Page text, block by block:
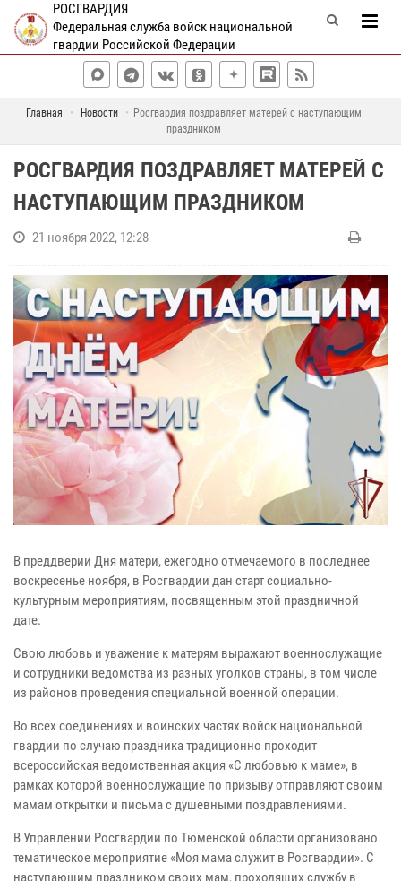
РОСГВАРДИЯ
Федеральная служба войск национальной
гвардии Российской Федерации
Главная Новости
Росгвардия поздравляет матерей с наступающим
праздником
РОСГВАРДИЯ ПОЗДРАВЛЯЕТ МАТЕРЕЙ С
НАСТУПАЮЩИМ ПРАЗДНИКОМ
21 ноября 2022, 12:28
В преддверии Дня матери, ежегодно отмечаемого в последнее
воскресенье ноября, в Росгвардии дан старт социально-
культурным мероприятиям, посвященным этой праздничной
дате.
Свою любовь и уважение к матерям выражают военнослужащие
и сотрудники ведомства из разных уголков страны, в том числе
из районов проведения специальной военной операции.
Во всех соединениях и воинских частях войск национальной
гвардии по случаю праздника традиционно проходит
всероссийская ведомственная акция «С любовью к маме», в
рамках которой военнослужащие по призыву отправляют своим
мамам открытки и письма с душевными поздравлениями.
В Управлении Росгвардии по Тюменской области организовано
тематическое мероприятие «Моя мама служит в Росгвардии». С
наступающим праздником своих мам, проходящих службу в